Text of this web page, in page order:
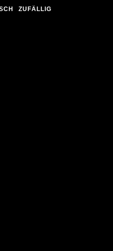
ZUFÄLLIG